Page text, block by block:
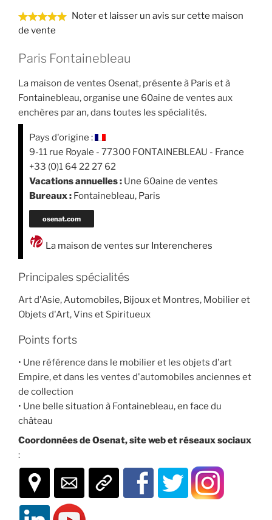
Noter et laisser un avis sur cette maison
de vente
Paris Fontainebleau
La maison de ventes Osenat, présente à Paris et à
Fontainebleau, organise une 60aine de ventes aux
enchères par an, dans toutes les spécialités.
Pays d'origine :
9-11 rue Royale - 77300 FONTAINEBLEAU - France
+33 (0)1 64 22 27 62
Vacations annuelles : Une 60aine de ventes
Bureaux : Fontainebleau, Paris
osenat.com
La maison de ventes sur Interencheres
Principales spécialités
Art d'Asie, Automobiles, Bijoux et Montres, Mobilier et
Objets d'Art, Vins et Spiritueux
Points forts
• Une référence dans le mobilier et les objets d'art
Empire, et dans les ventes d'automobiles anciennes et
de collection
• Une belle situation à Fontainebleau, en face du
château
Coordonnées de Osenat, site web et réseaux sociaux
: